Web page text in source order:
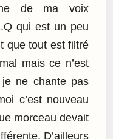
de ma voix
qui est un peu
que tout est filtré
mais ce n’est
ne chante pas
c’est nouveau
morceau devait
D’ailleurs